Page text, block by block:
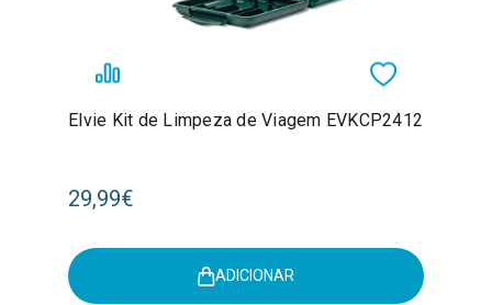
Elvie Kit de Limpeza de Viagem EVKCP2412
29,99€
ADICIONAR